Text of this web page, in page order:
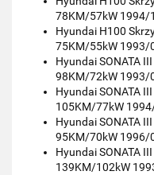
78KM/57kW 1994/
Hyundai H100
75KM/55kW 1993/
Hyundai SONATA
98KM/72kW 1993/
Hyundai SONATA
105KM/77kW
Hyundai SONATA
95KM/70kW 1996/
Hyundai SONATA
139KM/102kW